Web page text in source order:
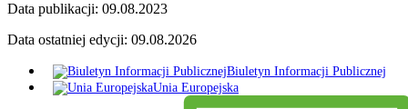
Data publikacji: 09.08.2023
Data ostatniej edycji: 09.08.2026
Biuletyn Informacji Publicznej
Unia Europejska